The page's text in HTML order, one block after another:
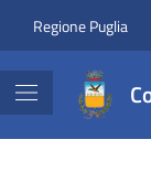
Regione Puglia